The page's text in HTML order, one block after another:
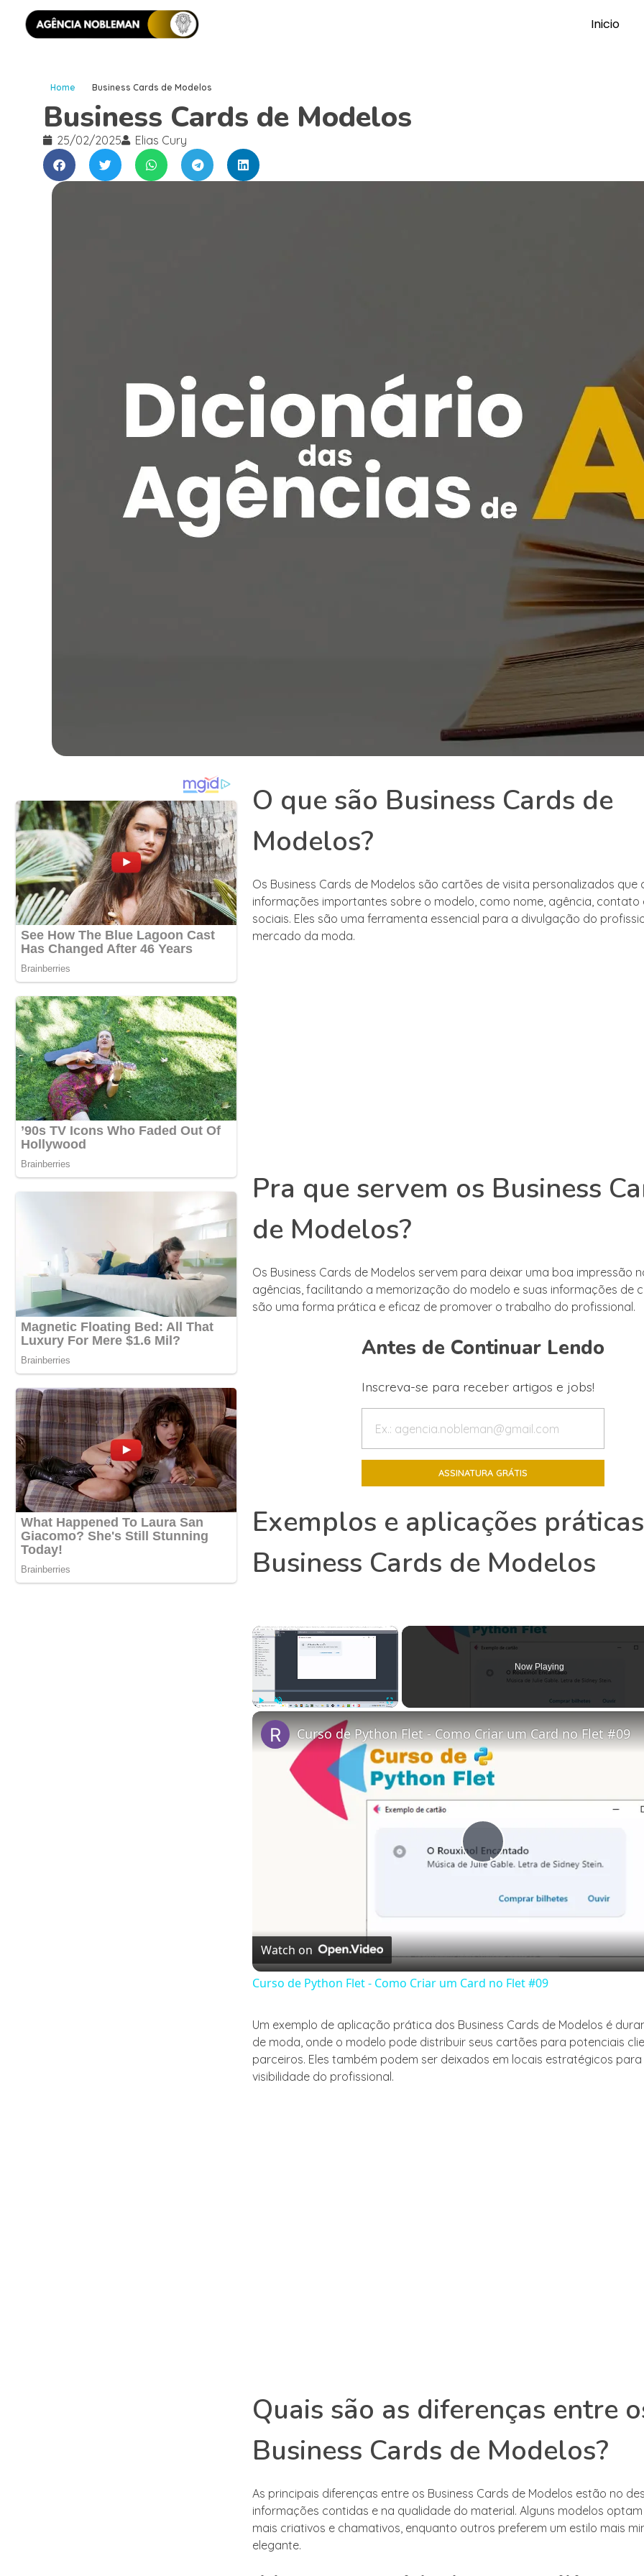
Inicio
Home Business Cards de Modelos
Business Cards de Modelos
25/02/2025 Elias Cury
O que são Business Cards de
Modelos?
Os Business Cards de Modelos são cartões de visita personalizados que
informações importantes sobre o modelo, como nome, agência, contato
sociais. Eles são uma ferramenta essencial para a divulgação do
mercado da moda.
Pra que servem os Business
de Modelos?
Os Business Cards de Modelos servem para deixar uma boa impressão
agências, facilitando a memorização do modelo e suas informações de
são uma forma prática e eficaz de promover o trabalho do profissional.
Antes de Continuar Lendo
Inscreva-se para receber artigos e jobs!
Exemplos e aplicações
Business Cards de Modelos
×
Now Playing
Play
Video
Curso de Python Flet - Como Criar um Card no Flet #09
Watch on
Curso de Python Flet - Como Criar um Card no Flet #09
Um exemplo de aplicação prática dos Business Cards de Modelos é
de moda, onde o modelo pode distribuir seus cartões para potenciais
parceiros. Eles também podem ser deixados em locais estratégicos
visibilidade do profissional.
Quais são as diferenças entre
Business Cards de Modelos?
As principais diferenças entre os Business Cards de Modelos estão no
informações contidas e na qualidade do material. Alguns modelos
mais criativos e chamativos, enquanto outros preferem um estilo mais
elegante.